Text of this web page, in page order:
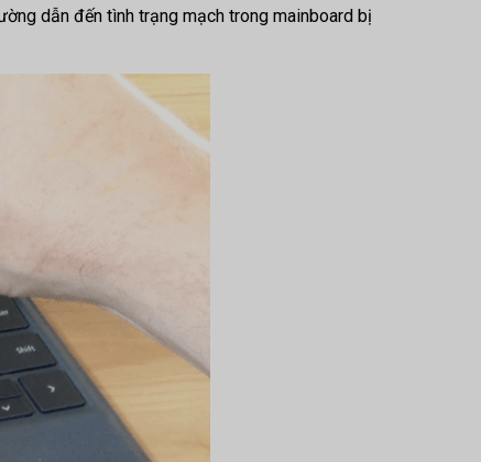
dẫn đến tình trạng mạch trong mainboard bị